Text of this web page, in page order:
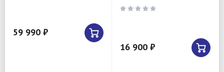
59 990 ₽
16 900 ₽